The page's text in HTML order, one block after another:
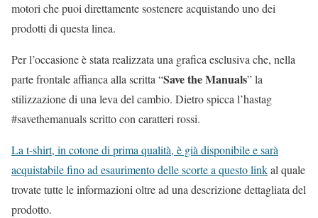
motori che puoi direttamente sostenere acquistando uno dei
prodotti di questa linea.
Per l’occasione è stata realizzata una grafica esclusiva che, nella
parte frontale affianca alla scritta “Save the Manuals” la
stilizzazione di una leva del cambio. Dietro spicca l’hastag
#savethemanuals scritto con caratteri rossi.
La t-shirt, in cotone di prima qualità, è già disponibile e sarà
acquistabile fino ad esaurimento delle scorte a questo linkal quale
trovate tutte le informazioni oltre ad una descrizione dettagliata del
prodotto.